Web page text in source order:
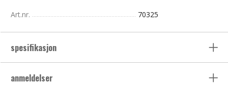
Art.nr. 70325
spesifikasjon
anmeldelser